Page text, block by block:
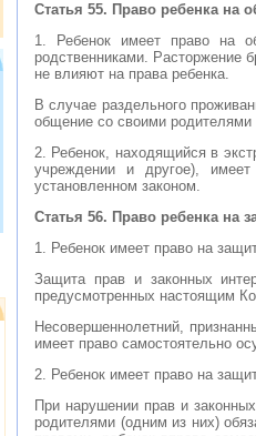
Статья 55. Право ребенка на
1. Ребенок имеет право на
родственниками. Расторжение
не влияют на права ребенка.
В случае раздельного
общение со своими родителями
2. Ребенок, находящийся в
учреждении и другое),
установленном законом.
Статья 56. Право ребенка на
1. Ребенок имеет право на
Защита прав и законных
предусмотренных настоящим
Несовершеннолетний,
имеет право самостоятельно
2. Ребенок имеет право на
При нарушении прав и
родителями (одним из них)